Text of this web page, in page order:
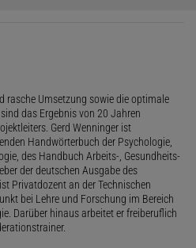
rasche Umsetzung sowie die optimale
das Ergebnis von 20 Jahren
Gerd Wenninger ist
Handwörterbuch der Psychologie,
des Handbuch Arbeits-, Gesundheits-
der deutschen Ausgabe des
Privatdozent an der Technischen
bei Lehre und Forschung im Bereich
Darüber hinaus arbeitet er freiberuflich